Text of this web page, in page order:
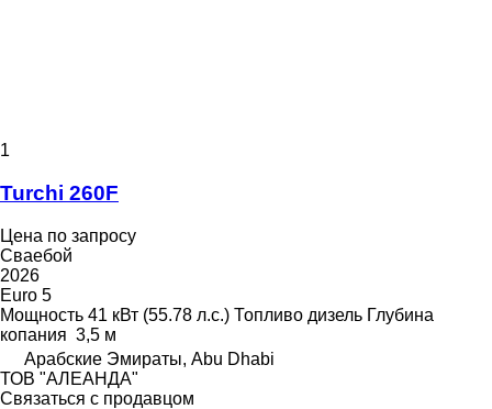
1
Turchi 260F
Цена по запросу
Сваебой
2026
Euro 5
Мощность 41 кВт (55.78 л.с.) Топливо дизель Глубина
копания 3,5 м
Арабские Эмираты, Abu Dhabi
ТОВ "АЛЕАНДА"
Связаться с продавцом